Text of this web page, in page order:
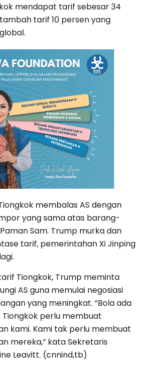
mendapat tarif sebesar 34
tarif 10 persen yang
membalas AS dengan
yang sama atas barang-
Sam. Trump murka dan
tarif, pemerintahan Xi Jinping
Tiongkok, Trump meminta
AS guna memulai negosiasi
yang meningkat. “Bola ada
Tiongkok perlu membuat
kami. Kami tak perlu membuat
mereka,” kata Sekretaris
Leavitt. (cnnind,tb)